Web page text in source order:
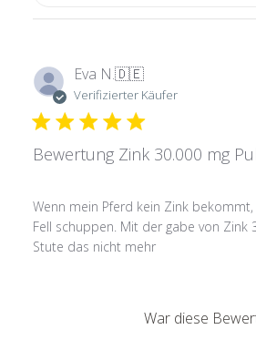
Eva N.🇩🇪
Verifizierter Käufer
Bewertung Zink 30.000 mg
Wenn mein Pferd kein Zink
Fell schuppen. Mit der gabe von Zink
Stute das nicht mehr
War diese